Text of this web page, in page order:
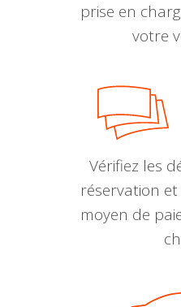
prise en
votre
Vérifiez les
réservation
moyen de